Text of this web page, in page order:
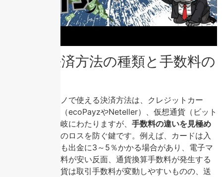
使える決済方法の種類と手数料の
オンラインカジノで使える決済方法は、クレジットカー
ド、電子マネー（ecoPayzやNeteller）、仮想通貨（ビット
コイン）など多岐にわたりますが、 手数料の違いを見極め
ことが出金時のロスを防ぐ鍵です。例えば、カードは入
金手数料無料でも出金に3～5％かかる場合があり、電子マ
ネーは送金手数料が安い反面、通貨換算手数料が発生する
ことが。仮想通貨は取引手数料が変動しやすいものの、送